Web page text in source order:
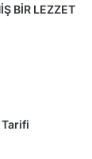
BİR LEZZET
Tarifi